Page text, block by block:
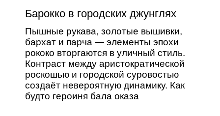
Барокко в городских джунглях
Пышные рукава, золотые вышивки,
бархат и парча — элементы эпохи
рококо вторгаются в уличный стиль.
Контраст между аристократической
роскошью и городской суровостью
создаёт невероятную динамику. Как
будто героиня бала оказа